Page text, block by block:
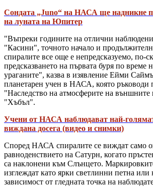
Сондата „Juno“ на НАСА ще надникне
на луната на Юпитер
"Въпреки годините на отлични
"Касини", точното начало и
спиралите все още е непредсказуемо, по-
предсказването на първата буря по време
ураганите", казва в изявление Ейми
планетарен учен в НАСА, която ръководи
"Наследство на атмосферите на външните
"Хъбъл".
Учени от НАСА наблюдават най-
виждана досега (видео и снимки)
Според НАСА спиралите се виждат само
равноденствието на Сатурн, когато
са наклонени към Слънцето.
изглеждат като ярки светлинни петна или
зависимост от гледната точка на